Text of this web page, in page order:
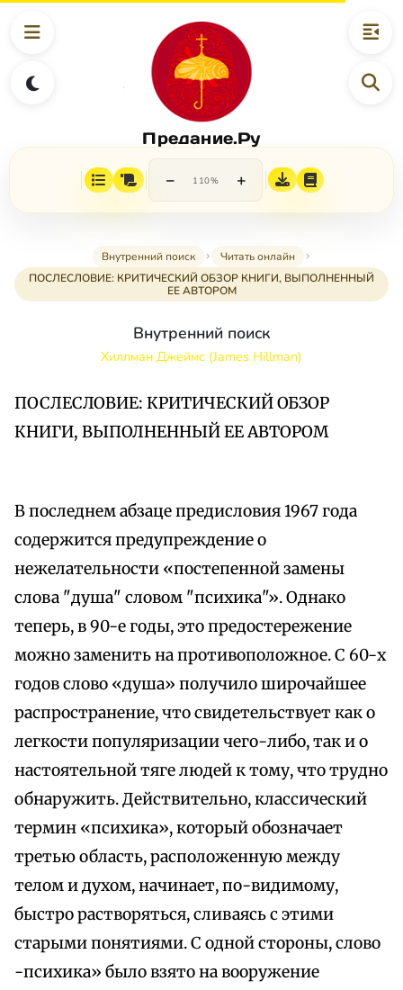
Предание.Ру
− 110% +
Внутренний поиск
Читать онлайн
ПОСЛЕСЛОВИЕ: КРИТИЧЕСКИЙ ОБЗОР КНИГИ, ВЫПОЛНЕННЫЙ
ЕЕ АВТОРОМ
Внутренний поиск
Хиллман Джеймс (James Hillman)
ПОСЛЕСЛОВИЕ: КРИТИЧЕСКИЙ ОБЗОР
КНИГИ, ВЫПОЛНЕННЫЙ ЕЕ АВТОРОМ
В последнем абзаце предисловия 1967 года
содержится предупреждение о
нежелательности «постепенной замены
слова "душа" словом "психика"». Однако
теперь, в 90-е годы, это предостережение
можно заменить на противоположное. С 60-х
годов слово «душа» получило широчайшее
распространение, что свидетельствует как о
легкости популяризации чего-либо, так и о
настоятельной тяге людей к тому, что трудно
обнаружить. Действительно, классический
термин «психика», который обозначает
третью область, расположенную между
телом и духом, начинает, по-видимому,
быстро растворяться, сливаясь с этими
старыми понятиями. С одной стороны, слово
-психика» было взято на вооружение